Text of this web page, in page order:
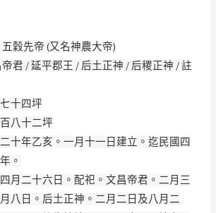
穀先帝 (又名神農大帝)
君 / 延平郡王 / 后土正神 / 后稷正神 / 註
十四坪
八十二坪
十年乙亥。一月十一日建立。迄民國四
。
月二十六日。配祀。文昌帝君。二月三
八日。后土­­正神。二月二日及八月二